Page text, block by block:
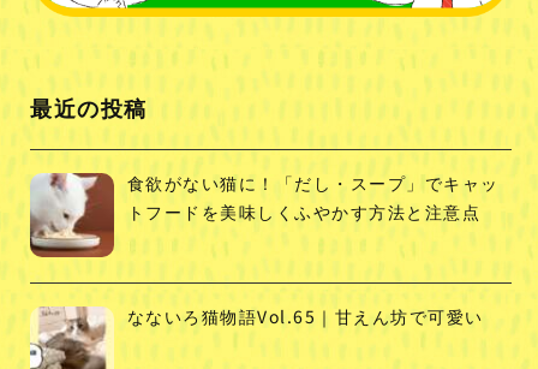
最近の投稿
食欲がない猫に！「だし・スープ」でキャッ
トフードを美味しくふやかす方法と注意点
なないろ猫物語Vol.65｜甘えん坊で可愛い